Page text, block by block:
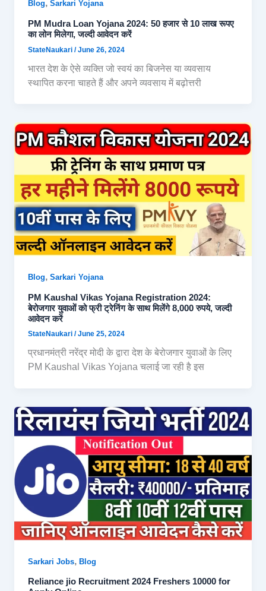
Blog,Sarkari Yojana
PM Mudra Loan Yojana 2024: 50 हजार से 10 लाख रूपए
का लोन मिलेगा, जल्दी आवेदन करें
StateNaukari/June 26, 2024
भारत देश के ऐसे व्यक्ति जो स्वयं का बिजनेस या व्यवसाय
स्थापित करना चाहते हैं और अपने व्यवसाय में बढ़ोत्तरी
Blog,Sarkari Yojana
PM Kaushal Vikas Yojana Registration 2024:
बेरोजगार युवाओं को फ्री ट्रेनिंग के साथ मिलेंगे 8,000 रुपये, जल्दी
आवेदन करें
StateNaukari/June 25, 2024
प्रधानमंत्री नरेंद्र मोदी के द्वारा देश के बेरोजगार युवाओं के लिए
PM Kaushal Vikas Yojana चलाई जा रही है इस
Sarkari Jobs,Blog
Reliance jio Recruitment 2024 Freshers 10000 for